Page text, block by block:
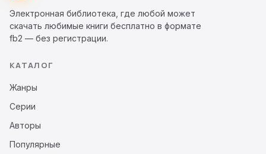
Электронная библиотека, где любой может
скачать любимые книги бесплатно в формате
fb2 — без регистрации.
КАТАЛОГ
Жанры
Серии
Авторы
Популярные